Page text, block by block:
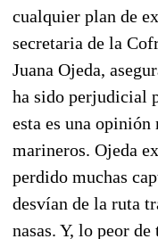
cualquier plan de
secretaria de la
Juana Ojeda,
ha sido perjudicial
esta es una
marineros. Ojeda
perdido muchas
desvían de la ruta
nasas. Y, lo peor de